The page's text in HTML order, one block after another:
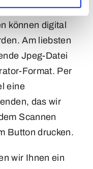
um Ihr
können digital
Am liebsten
Jpeg-Datei
Format. Per
eine
das wir
Scannen
Button drucken.
wir Ihnen ein